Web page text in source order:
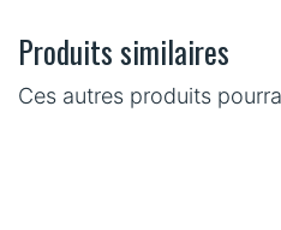
Produits similaires
Ces autres produits